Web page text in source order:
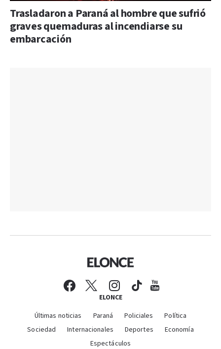
Trasladaron a Paraná al hombre que sufrió
graves quemaduras al incendiarse su
embarcación
ELONCE
Últimas noticias Paraná Policiales
Política
Sociedad
Internacionales Deportes
Economía
Espectáculos